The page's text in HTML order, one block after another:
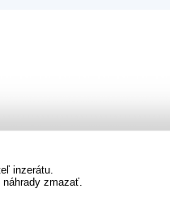
inzerátu.
zmazať.